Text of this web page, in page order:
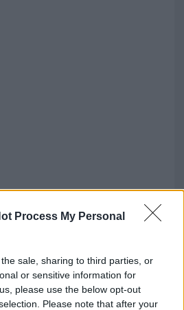
Process My Personal
sale, sharing to third parties, or
or sensitive information for
please use the below opt-out
Please note that after your